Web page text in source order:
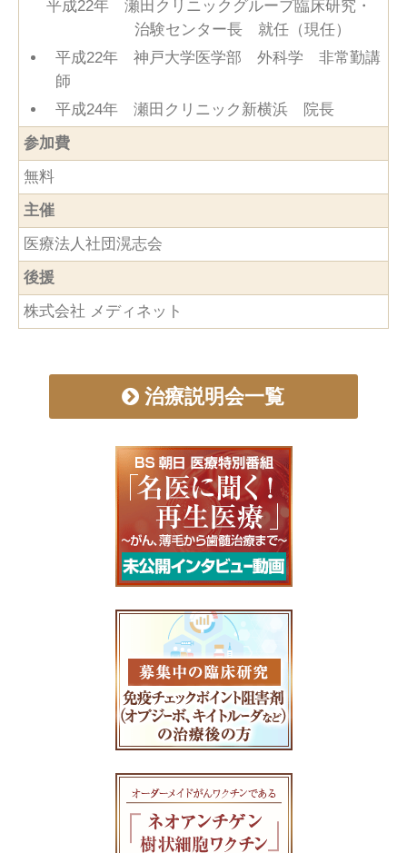
平成22年 瀬田クリニックグループ臨床研究・
治験センター長 就任（現任）
平成22年 神戸大学医学部 外科学 非常勤講
師
平成24年 瀬田クリニック新横浜 院長
参加費
無料
主催
医療法人社団滉志会
後援
株式会社 メディネット
治療説明会一覧